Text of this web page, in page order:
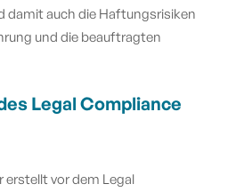
damit auch die Haftungsrisiken
und die beauftragten
Legal Compliance
erstellt vor dem Legal